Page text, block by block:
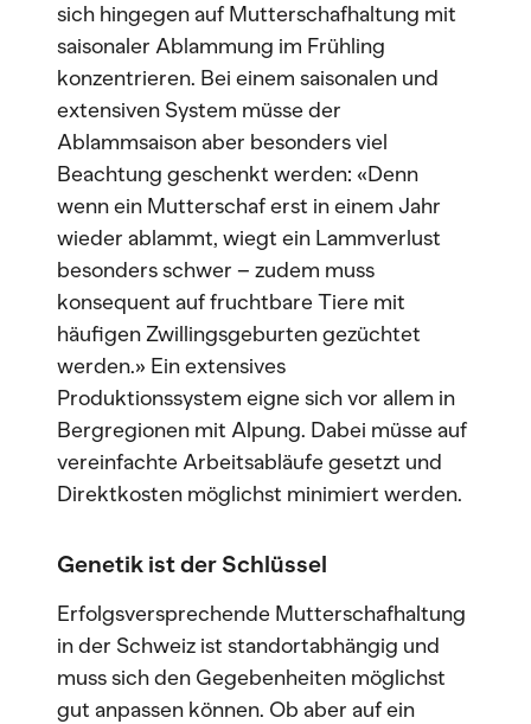
sich hingegen auf Mutterschafhaltung mit
saisonaler Ablammung im Frühling
konzentrieren. Bei einem saisonalen und
extensiven System müsse der
Ablammsaison aber besonders viel
Beachtung geschenkt werden: «Denn
wenn ein Mutterschaf erst in einem Jahr
wieder ablammt, wiegt ein Lammverlust
besonders schwer – zudem muss
konsequent auf fruchtbare Tiere mit
häufigen Zwillingsgeburten gezüchtet
werden.» Ein extensives
Produktionssystem eigne sich vor allem in
Bergregionen mit Alpung. Dabei müsse auf
vereinfachte Arbeitsabläufe gesetzt und
Direktkosten möglichst minimiert werden.
Genetik ist der Schlüssel
Erfolgsversprechende Mutterschafhaltung
in der Schweiz ist standortabhängig und
muss sich den Gegebenheiten möglichst
gut anpassen können. Ob aber auf ein